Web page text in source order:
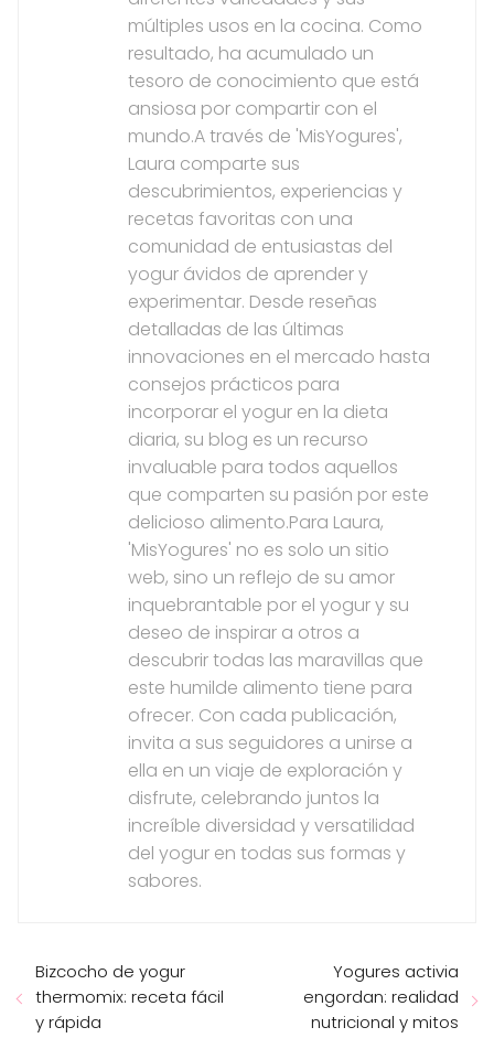
múltiples usos en la cocina. Como
resultado, ha acumulado un
tesoro de conocimiento que está
ansiosa por compartir con el
mundo.A través de 'MisYogures',
Laura comparte sus
descubrimientos, experiencias y
recetas favoritas con una
comunidad de entusiastas del
yogur ávidos de aprender y
experimentar. Desde reseñas
detalladas de las últimas
innovaciones en el mercado hasta
consejos prácticos para
incorporar el yogur en la dieta
diaria, su blog es un recurso
invaluable para todos aquellos
que comparten su pasión por este
delicioso alimento.Para Laura,
'MisYogures' no es solo un sitio
web, sino un reflejo de su amor
inquebrantable por el yogur y su
deseo de inspirar a otros a
descubrir todas las maravillas que
este humilde alimento tiene para
ofrecer. Con cada publicación,
invita a sus seguidores a unirse a
ella en un viaje de exploración y
disfrute, celebrando juntos la
increíble diversidad y versatilidad
del yogur en todas sus formas y
sabores.
Bizcocho de yogur
thermomix: receta fácil
y rápida
Yogures activia
engordan: realidad
nutricional y mitos